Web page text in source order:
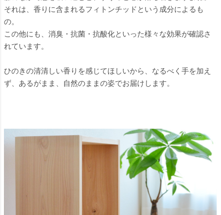
それは、香りに含まれるフィトンチッドという成分によるも
の。
この他にも、消臭・抗菌・抗酸化といった様々な効果が確認さ
れています。
ひのきの清清しい香りを感じてほしいから、なるべく手を加え
ず、あるがまま、自然のままの姿でお届けします。